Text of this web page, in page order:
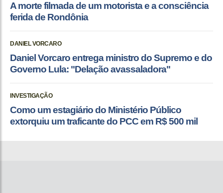
A morte filmada de um motorista e a consciência
ferida de Rondônia
DANIEL VORCARO
Daniel Vorcaro entrega ministro do Supremo e do
Governo Lula: "Delação avassaladora"
INVESTIGAÇÃO
Como um estagiário do Ministério Público
extorquiu um traficante do PCC em R$ 500 mil